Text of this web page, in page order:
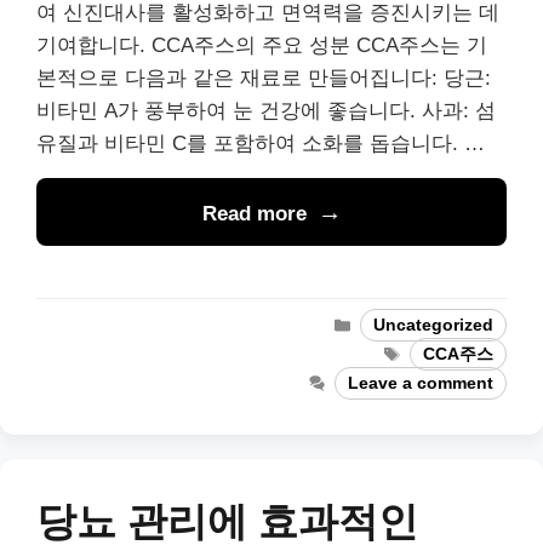
여 신진대사를 활성화하고 면역력을 증진시키는 데
기여합니다. CCA주스의 주요 성분 CCA주스는 기
본적으로 다음과 같은 재료로 만들어집니다: 당근:
비타민 A가 풍부하여 눈 건강에 좋습니다. 사과: 섬
유질과 비타민 C를 포함하여 소화를 돕습니다. …
Read more
Categories
Uncategorized
Tags
CCA주스
Leave a comment
당뇨 관리에 효과적인